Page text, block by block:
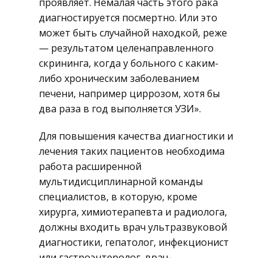
диагностируется посмертно. Или это
может быть случайной находкой, реже
— результатом целенаправленного
скрининга, когда у больного с каким-
либо хроническим заболеванием
печени, например циррозом, хотя бы
два раза в год выполняется УЗИ».
Для повышения качества диагностики и
лечения таких пациентов необходима
работа расширенной
мультидисциплинарной команды
специалистов, в которую, кроме
хирурга, химиотерапевта и радиолога,
должны входить врач ультразвуковой
диагностики, гепатолог, инфекционист